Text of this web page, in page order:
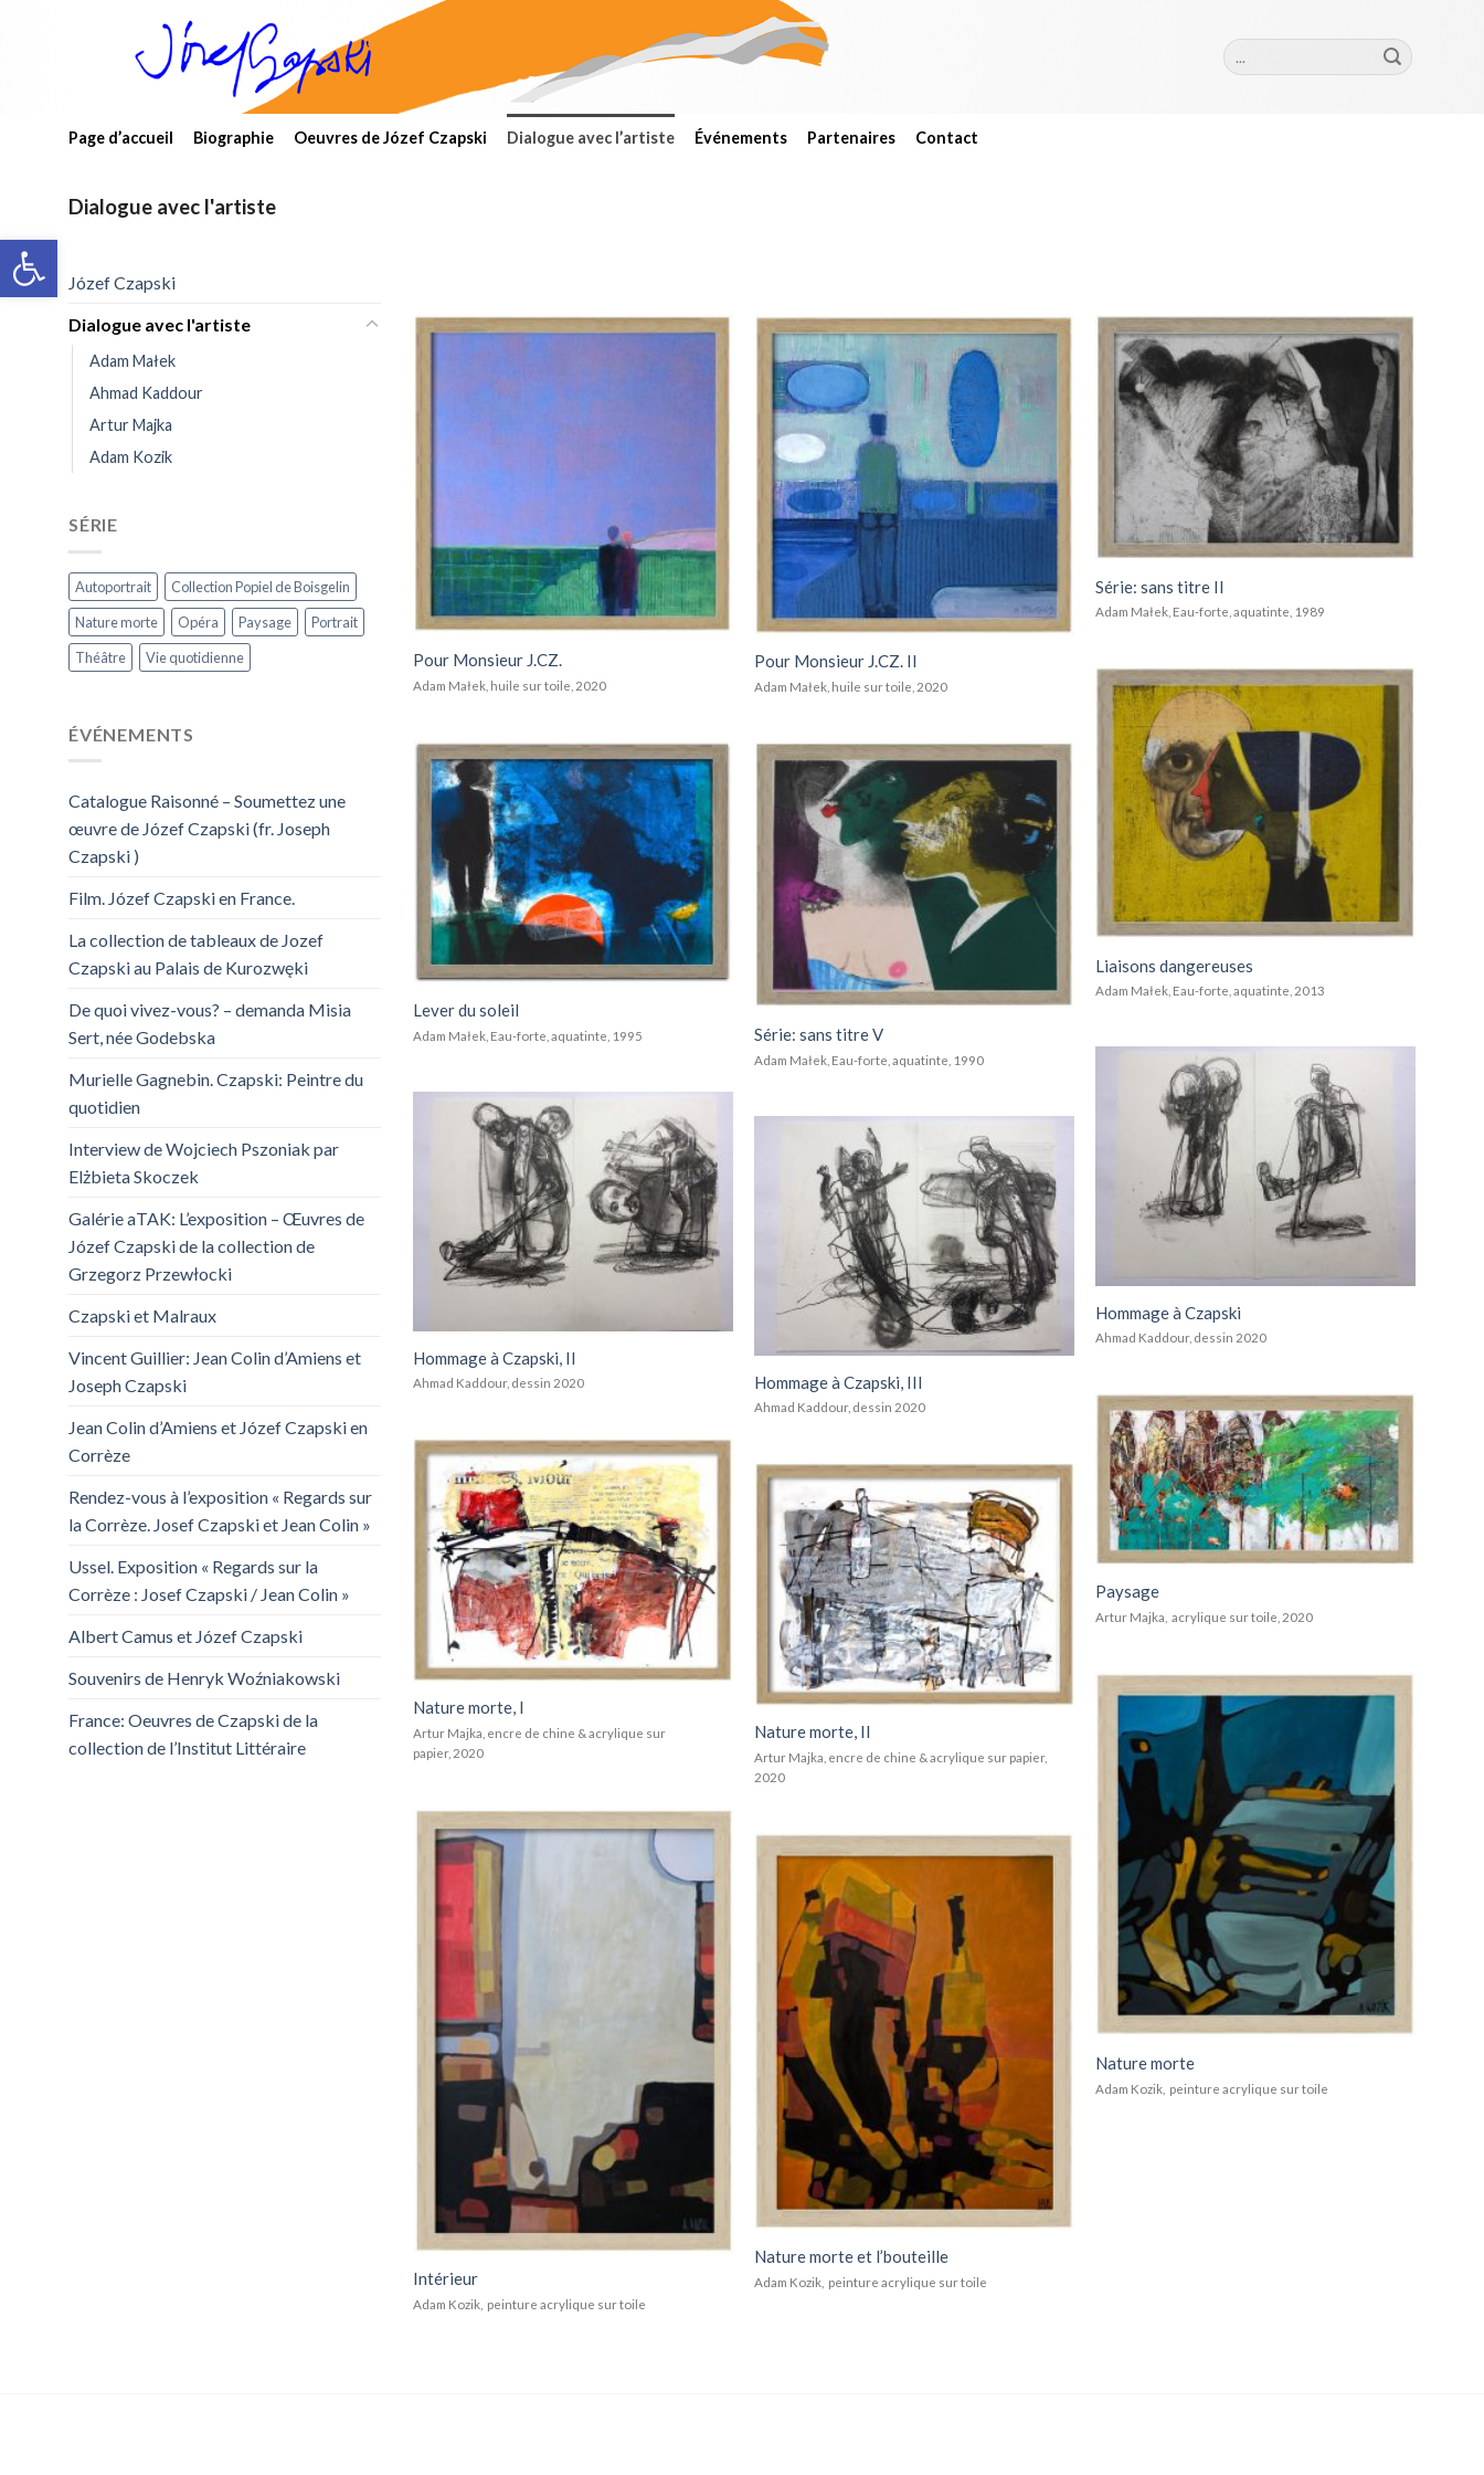
Open toolbar
Szukaj:
Page d’accueil Biographie Oeuvres de Józef Czapski Dialogue avec l’artiste Événements Partenaires Contact
Dialogue avec l'artiste
Józef Czapski
Dialogue avec l'artiste
Adam Małek
Ahmad Kaddour
Artur Majka
Adam Kozik
SÉRIE
Autoportrait
Collection Popiel de Boisgelin
Nature morte
Opéra Paysage
Portrait
Théâtre
Vie quotidienne
ÉVÉNEMENTS
Catalogue Raisonné – Soumettez une
œuvre de Józef Czapski (fr. Joseph
Czapski )
Film. Józef Czapski en France.
La collection de tableaux de Jozef
Czapski au Palais de Kurozwęki
De quoi vivez-vous? – demanda Misia
Sert, née Godebska
Murielle Gagnebin. Czapski: Peintre du
quotidien
Interview de Wojciech Pszoniak par
Elżbieta Skoczek
Galérie aTAK: L’exposition – Œuvres de
Józef Czapski de la collection de
Grzegorz Przewłocki
Czapski et Malraux
Vincent Guillier: Jean Colin d’Amiens et
Joseph Czapski
Jean Colin d’Amiens et Józef Czapski en
Corrèze
Rendez-vous à l’exposition « Regards sur
la Corrèze. Josef Czapski et Jean Colin »
Ussel. Exposition « Regards sur la
Corrèze : Josef Czapski / Jean Colin »
Albert Camus et Józef Czapski
Souvenirs de Henryk Woźniakowski
France: Oeuvres de Czapski de la
collection de l’Institut Littéraire
Pour Monsieur J.CZ.
Adam Małek, huile sur toile, 2020
Pour Monsieur J.CZ. II
Adam Małek, huile sur toile, 2020
Add to
wishlist
Série: sans titre II
Adam Małek, Eau-forte, aquatinte, 1989
wishlist
Liaisons dangereuses
Adam Małek, Eau-forte, aquatinte, 2013
Add to
wishlist
Lever du soleil
Adam Małek, Eau-forte, aquatinte, 1995
Add to
wishlist
Série: sans titre V
Adam Małek, Eau-forte, aquatinte, 1990
Add to
wishlist
Hommage à Czapski
Ahmad Kaddour, dessin 2020
Add to
wishlist
Hommage à Czapski, II
Ahmad Kaddour, dessin 2020
Add to
wishlist
Hommage à Czapski, III
Ahmad Kaddour, dessin 2020
Add to
wishlist
Paysage
Artur Majka, acrylique sur toile, 2020
Add to
wishlist
Nature morte, I
Artur Majka, encre de chine & acrylique sur
papier, 2020
Add to
wishlist
Nature morte, II
Artur Majka, encre de chine & acrylique sur papier,
2020
Add to
wishlist
Nature morte
Adam Kozik, peinture acrylique sur toile
wishlist
Intérieur
Adam Kozik, peinture acrylique sur toile
Nature morte et l’bouteille
Adam Kozik, peinture acrylique sur toile